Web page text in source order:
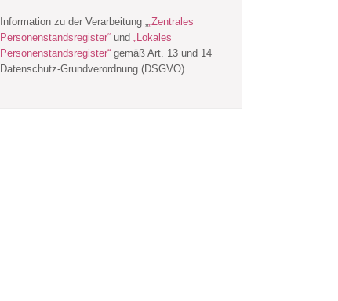
Information zu der Verarbeitung „
„Zentrales
Personenstandsregister“ und „Lokales
Personenstandsregister“ gemäß Art. 13 und 14
Datenschutz-Grundverordnung (DSGVO)